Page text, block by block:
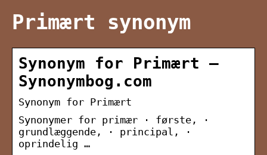
Primært synonym
Synonym for Primært –
Synonymbog.com
Synonym for Primært
Synonymer for primær · første, ·
grundlæggende, · principal, ·
oprindelig …